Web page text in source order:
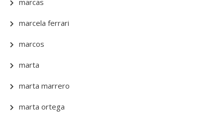
marcas
marcela ferrari
marcos
marta
marta marrero
marta ortega